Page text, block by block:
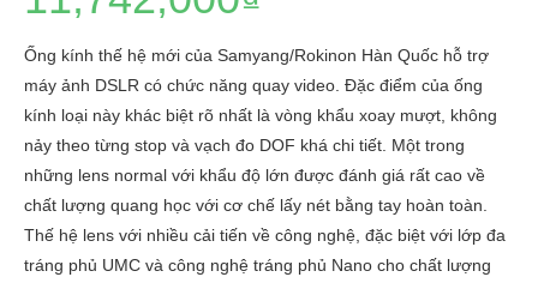
Ống kính thế hệ mới của Samyang/Rokinon Hàn Quốc hỗ trợ
máy ảnh DSLR có chức năng quay video. Đặc điểm của ống
kính loại này khác biệt rõ nhất là vòng khẩu xoay mượt, không
nảy theo từng stop và vạch đo DOF khá chi tiết. Một trong
những lens normal với khẩu độ lớn được đánh giá rất cao về
chất lượng quang học với cơ chế lấy nét bằng tay hoàn toàn.
Thế hệ lens với nhiều cải tiến về công nghệ, đặc biệt với lớp đa
tráng phủ UMC và công nghệ tráng phủ Nano cho chất lượng